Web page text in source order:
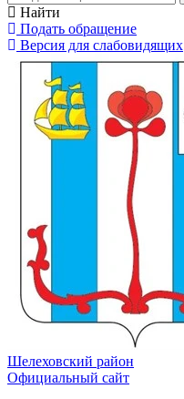
Найти
Подать обращение
Версия для слабовидящих
Шелеховский район
Официальный сайт